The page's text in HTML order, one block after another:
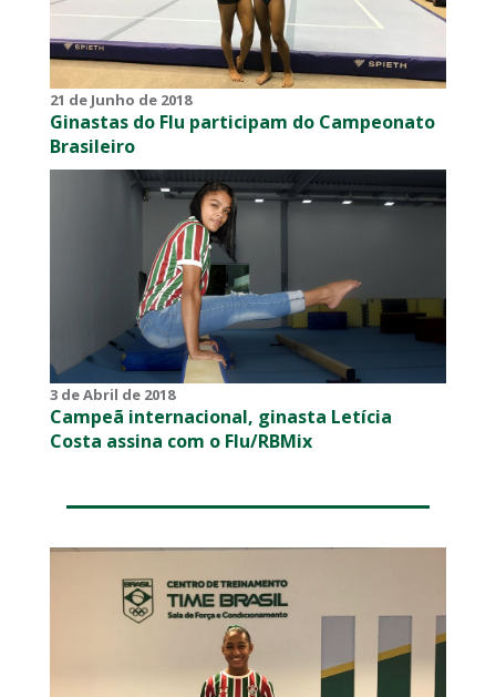
21 de Junho de 2018
Ginastas do Flu participam do Campeonato
Brasileiro
3 de Abril de 2018
Campeã internacional, ginasta Letícia
Costa assina com o Flu/RBMix